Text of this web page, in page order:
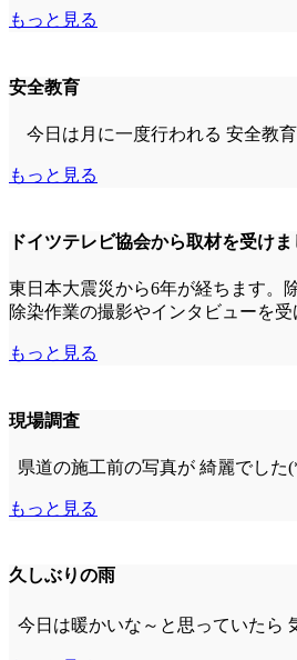
もっと見る
安全教育
今日は月に一度行われる 安全教
もっと見る
ドイツテレビ協会から取材を受けま
東日本大震災から6年が経ちます。
除染作業の撮影やインタビューを
もっと見る
現場調査
県道の施工前の写真が 綺麗でした
もっと見る
久しぶりの雨
今日は暖かいな～と思っていたら